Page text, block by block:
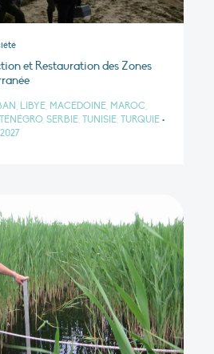
et Restauration des Zones
LIBYE, MACÉDOINE, MAROC,
SERBIE, TUNISIE, TURQUIE •